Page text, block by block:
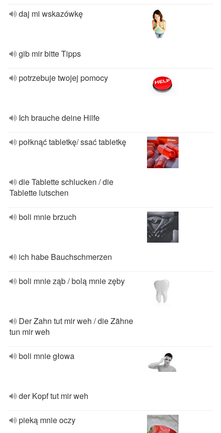
daj mi wskazówkę
gib mir bitte Tipps
potrzebuje twojej pomocy
Ich brauche deine Hilfe
połknąć tabletkę/ ssać tabletkę
die Tablette schlucken / die
Tablette lutschen
boli mnie brzuch
ich habe Bauchschmerzen
boli mnie ząb / bolą mnie zęby
Der Zahn tut mir weh / die Zähne
tun mir weh
boli mnie głowa
der Kopf tut mir weh
pieką mnie oczy